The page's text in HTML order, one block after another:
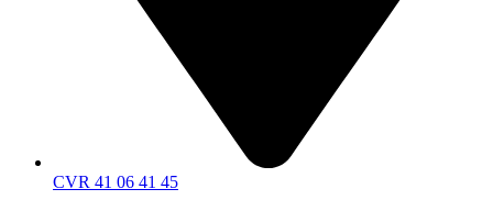
CVR 41 06 41 45